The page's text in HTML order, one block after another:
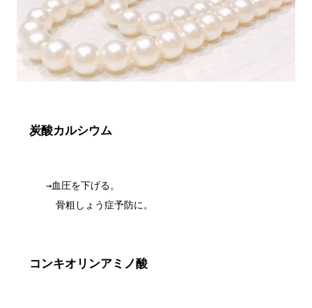
炭酸カルシウム
→血圧を下げる。
骨粗しょう症予防に。
コンキオリンアミノ酸